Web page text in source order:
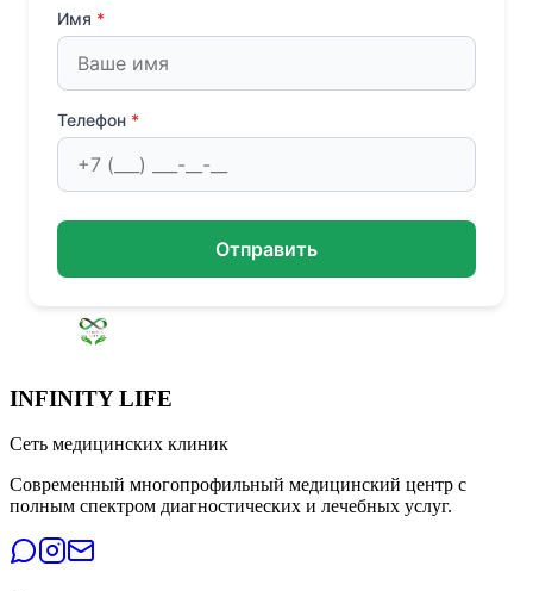
Имя *
Телефон *
Отправить
INFINITY LIFE
Сеть медицинских клиник
Современный многопрофильный медицинский центр с
полным спектром диагностических и лечебных услуг.